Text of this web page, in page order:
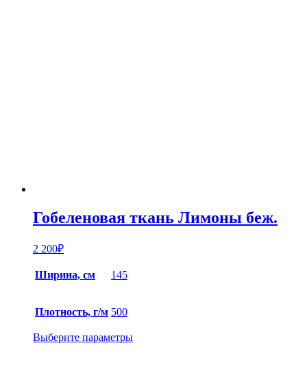
Гобеленовая ткань Лимоны беж.
2 200₽
Ширина, см 145
Плотность, г/м 500
Выберите параметры